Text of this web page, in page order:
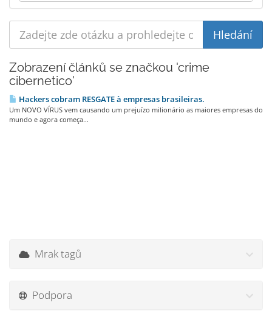
Zobrazení článků se značkou 'crime
cibernetico'
Hackers cobram RESGATE à empresas brasileiras.
Um NOVO VÍRUS vem causando um prejuízo milionário as maiores empresas do
mundo e agora começa...
Mrak tagů
Podpora